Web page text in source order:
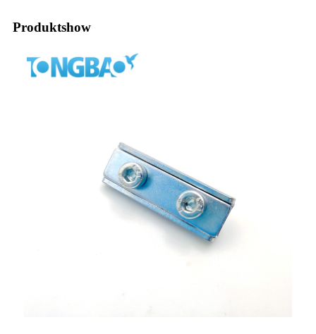
Produktshow